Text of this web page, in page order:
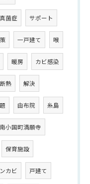
真菌症 サポート
一戸建て 喉
暖房 カビ感染
熱 解決
由布院 糸島
南小国町満願寺
保育施設
カビ 戸建て